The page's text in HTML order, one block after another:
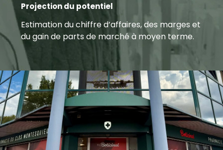
Projection du potentiel
Estimation du chiffre d’affaires, des marges et
du gain de parts de marché à moyen terme.